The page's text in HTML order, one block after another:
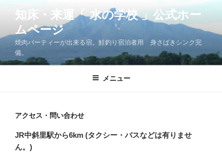
ン
へ
知床・来運「 水の学校 」公式ホー
ムページ
焼肉パーティーが出来る宿。鮭釣り宿泊者用 身さばきシンク完
備。
メニュー
アクセス・問い合わせ
JR中斜里駅から6km (タクシー・バスなどは有りませ
ん。)